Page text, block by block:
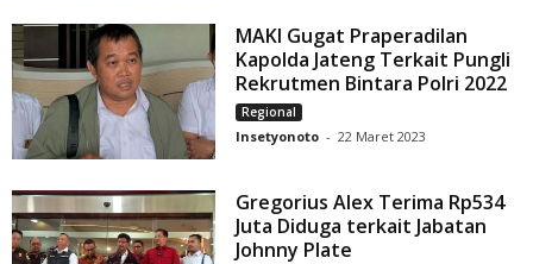
MAKI Gugat Praperadilan
Kapolda Jateng Terkait Pungli
Rekrutmen Bintara Polri 2022
Regional
Insetyonoto - 22 Maret 2023
Gregorius Alex Terima Rp534
Juta Diduga terkait Jabatan
Johnny Plate